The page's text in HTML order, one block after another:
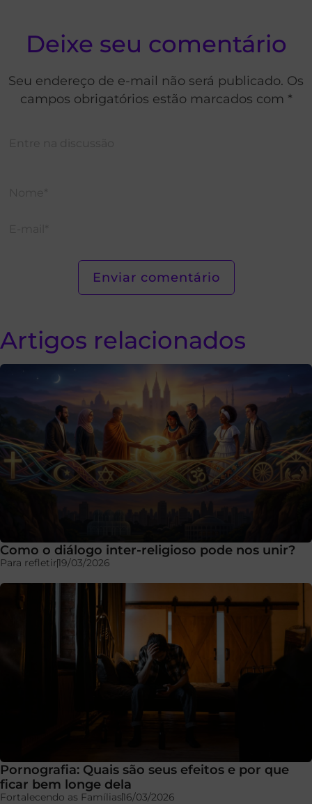
Deixe seu comentário
Seu endereço de e-mail não será publicado. Os
campos obrigatórios estão marcados com *
Artigos relacionados
Como o diálogo inter-religioso pode nos unir?
Para refletir19/03/2026
Pornografia: Quais são seus efeitos e por que
ficar bem longe dela
Fortalecendo as Famílias16/03/2026